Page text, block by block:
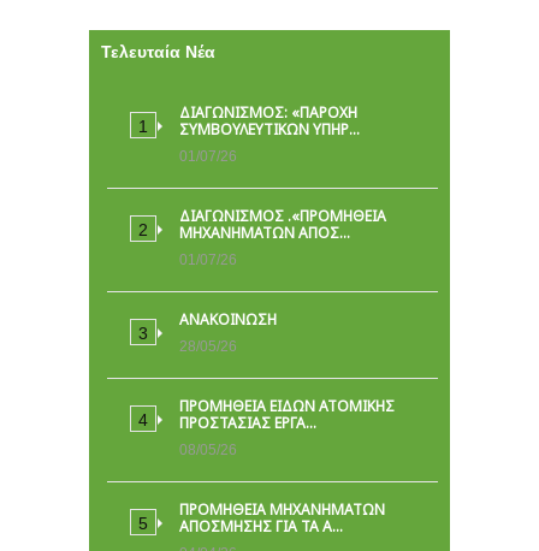
Τελευταία Νέα
ΔΙΑΓΩΝΙΣΜΟΣ: «ΠΑΡΟΧΉ
ΣΥΜΒΟΥΛΕΥΤΙΚΏΝ ΥΠΗΡ…
01/07/26
ΔΙΑΓΩΝΙΣΜΟΣ .«ΠΡΟΜΗΘΕΙΑ
ΜΗΧΑΝΗΜΑΤΩΝ ΑΠΟΣ…
01/07/26
ΑΝΑΚΟΙΝΩΣΗ
28/05/26
ΠΡΟΜΉΘΕΙΑ ΕΙΔΏΝ ΑΤΟΜΙΚΉΣ
ΠΡΟΣΤΑΣΊΑΣ ΕΡΓΑ…
08/05/26
ΠΡΟΜΗΘΕΙΑ ΜΗΧΑΝΗΜΑΤΩΝ
ΑΠΟΣΜΗΣΗΣ ΓΙΑ ΤΑ Α…